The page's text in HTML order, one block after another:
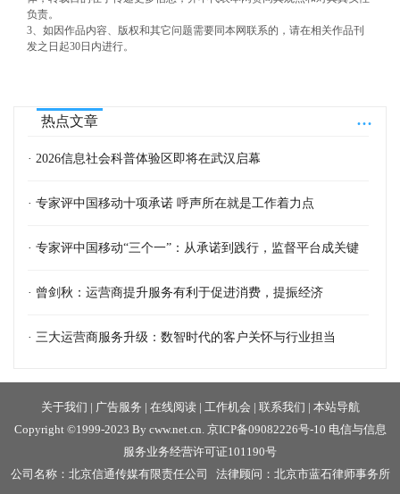
负责。
3、如因作品内容、版权和其它问题需要同本网联系的，请在相关作品刊
发之日起30日内进行。
...
热点文章
· 2026信息社会科普体验区即将在武汉启幕
· 专家评中国移动十项承诺 呼声所在就是工作着力点
· 专家评中国移动“三个一”：从承诺到践行，监督平台成关键
· 曾剑秋：运营商提升服务有利于促进消费，提振经济
· 三大运营商服务升级：数智时代的客户关怀与行业担当
关于我们 | 广告服务 | 在线阅读| 工作机会 | 联系我们 | 本站导航
Copyright ©1999-2023 By cww.net.cn. 京ICP备09082226号-10 电信与信息
服务业务经营许可证101190号
公司名称：北京信通传媒有限责任公司 法律顾问：北京市蓝石律师事务所